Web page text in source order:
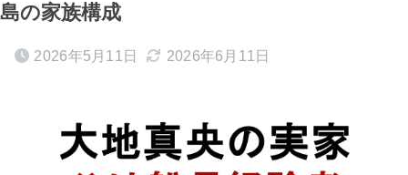
島の家族構成
2026年5月11日 2026年6月11日